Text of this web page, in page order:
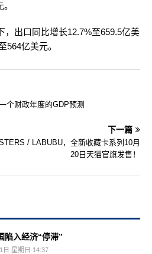
，出口同比增长12.7%至659.5亿美
564亿美元。
个财政年度的GDP预测
下一篇
/ LABUBU，全新收藏卡系列10月
20日天猫官旗发售！
陷入经济“停滞”
日 星期日 14:37